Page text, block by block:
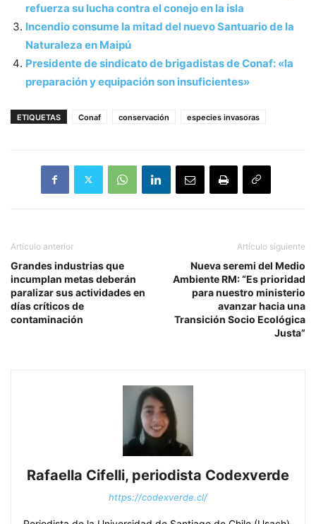
refuerza su lucha contra el conejo en la isla
Incendio consume la mitad del nuevo Santuario de la
Naturaleza en Maipú
Presidente de sindicato de brigadistas de Conaf: «la
preparación y equipación son insuficientes»
ETIQUETAS Conaf conservación especies invasoras
Artículo anterior
Grandes industrias que
incumplan metas deberán
paralizar sus actividades en
días críticos de
contaminación
Artículo siguiente
Nueva seremi del Medio
Ambiente RM: “Es prioridad
para nuestro ministerio
avanzar hacia una
Transición Socio Ecológica
Justa”
Rafaella Cifelli, periodista Codexverde
https://codexverde.cl/